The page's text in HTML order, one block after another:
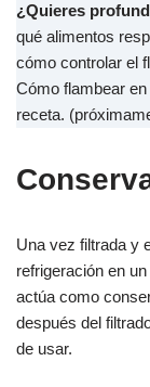
¿Quieres
qué alimentos
cómo controlar el
Cómo flambear
receta.
Una vez filtrada y
refrigeración en
actúa como
después del
de usar.